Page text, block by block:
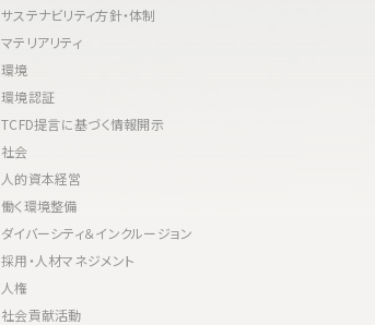
サステナビリティ方針・体制
マテリアリティ
環境
環境認証
TCFD提言に基づく情報開示
社会
人的資本経営
働く環境整備
ダイバーシティ＆インクルージョン
採用・人材マネジメント
人権
社会貢献活動